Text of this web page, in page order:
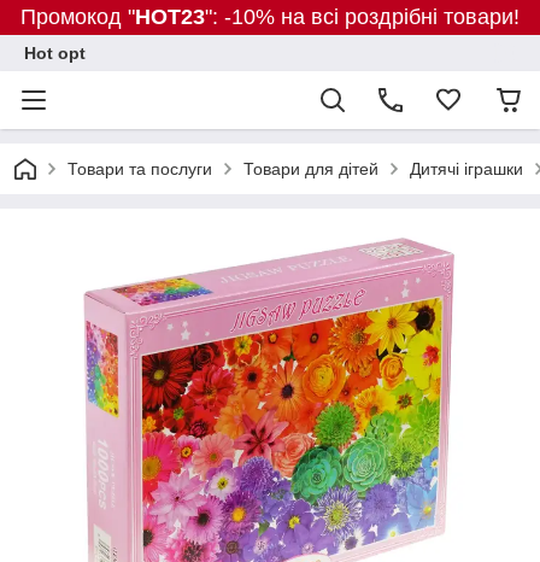
Промокод "HOT23": -10% на всі роздрібні товари!
Hot opt
Товари та послуги Товари для дітей Дитячі іграшки